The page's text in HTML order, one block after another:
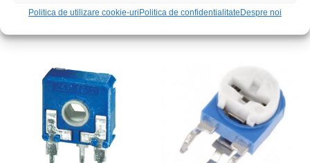
Politica de utilizare cookie-uriPolitica de confidentialitateDespre noi